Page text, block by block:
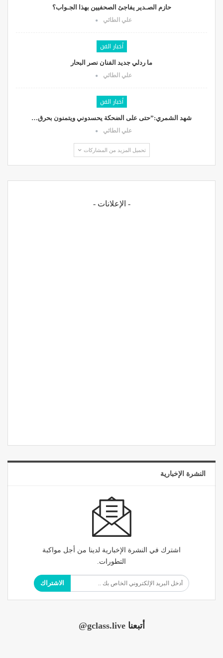
حازم الصـدير يفاجئ الصحفيين بهذا الجـواب؟
علي الطائي
أخبار الفن
ما ردلي جديد الفنان نصر البحار
علي الطائي
أخبار الفن
شهد الشمري:”حتى على الضحكة يحسدوني ويتمنون بحرق…
علي الطائي
تحميل المزيد من المشاركات
- الإعلانات -
النشرة الإخبارية
اشترك في النشرة الإخبارية لدينا من أجل مواكبة
التطورات.
الاشتراك
أتبعنا@gclass.live